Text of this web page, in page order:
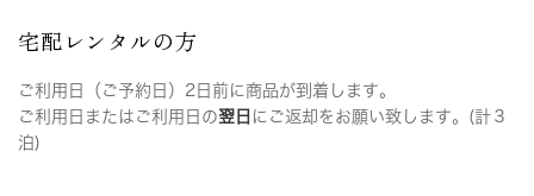
宅配レンタルの方
ご利用日（ご予約日）2日前に商品が到着します。
ご利用日またはご利用日の翌日 にご返却をお願い致します。(計３
泊)